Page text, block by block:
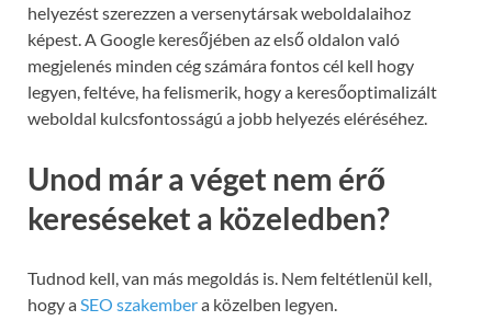
helyezést szerezzen a versenytársak weboldalaihoz
képest. A Google keresőjében az első oldalon való
megjelenés minden cég számára fontos cél kell hogy
legyen, feltéve, ha felismerik, hogy a keresőoptimalizált
weboldal kulcsfontosságú a jobb helyezés eléréséhez.
Unod már a véget nem érő
kereséseket a közeledben?
Tudnod kell, van más megoldás is. Nem feltétlenül kell,
hogy aSEO szakembera közelben legyen.